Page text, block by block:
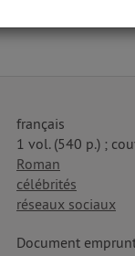
français
1 vol. (540 p.) ;
Roman
célébrités
réseaux sociaux
Document